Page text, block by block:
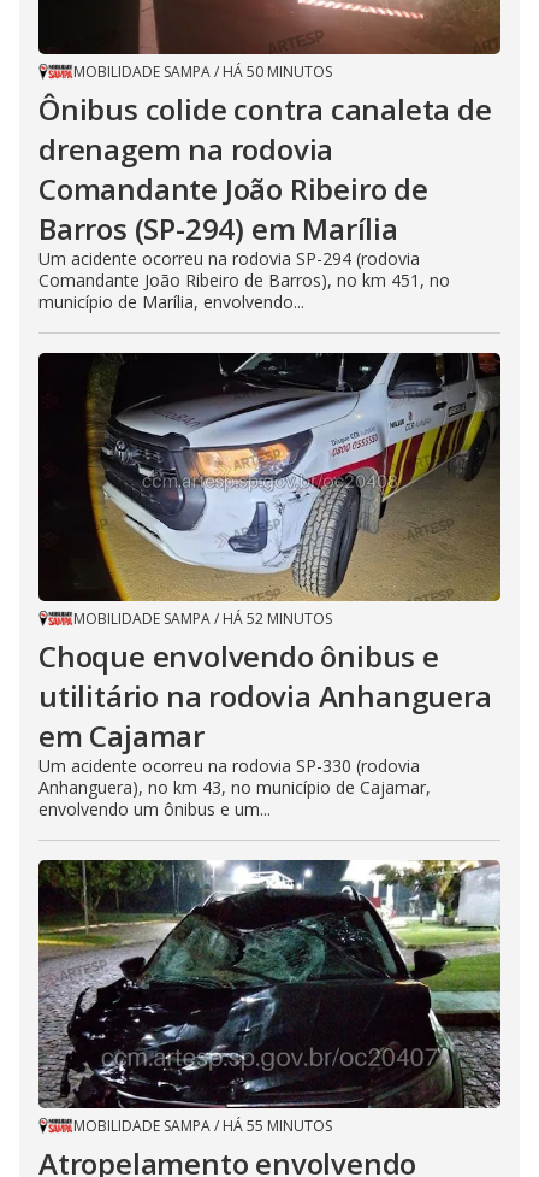
MOBILIDADE SAMPA/ HÁ 50 MINUTOS
Ônibus colide contra canaleta de
drenagem na rodovia
Comandante João Ribeiro de
Barros (SP-294) em Marília
Um acidente ocorreu na rodovia SP-294 (rodovia
Comandante João Ribeiro de Barros), no km 451, no
município de Marília, envolvendo...
MOBILIDADE SAMPA/ HÁ 52 MINUTOS
Choque envolvendo ônibus e
utilitário na rodovia Anhanguera
em Cajamar
Um acidente ocorreu na rodovia SP-330 (rodovia
Anhanguera), no km 43, no município de Cajamar,
envolvendo um ônibus e um...
MOBILIDADE SAMPA/ HÁ 55 MINUTOS
Atropelamento envolvendo